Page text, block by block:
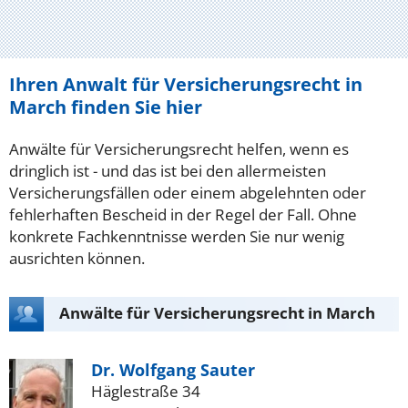
Ihren Anwalt für Versicherungsrecht in
March finden Sie hier
Anwälte für Versicherungsrecht helfen, wenn es
dringlich ist - und das ist bei den allermeisten
Versicherungsfällen oder einem abgelehnten oder
fehlerhaften Bescheid in der Regel der Fall. Ohne
konkrete Fachkenntnisse werden Sie nur wenig
ausrichten können.
Anwälte für Versicherungsrecht in March
Dr. Wolfgang Sauter
Häglestraße 34